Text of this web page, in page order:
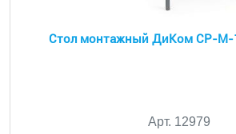
Стол монтажный ДиКом СР-М-
Арт. 12979